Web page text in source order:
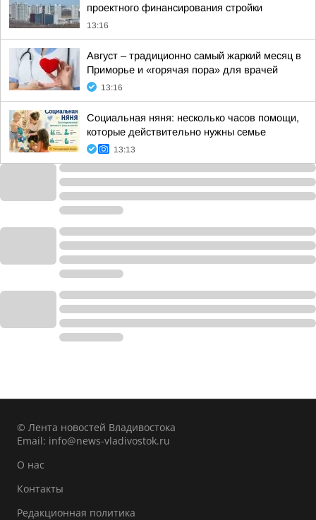
проектного финансирования стройки
13:16
Август – традиционно самый жаркий месяц в
Приморье и «горячая пора» для врачей
13:16
Социальная няня: несколько часов помощи,
которые действительно нужны семье
13:13
© Лента новостей Владивостока
Email: info@news-vladivostok.ru
О нас
Контакты
Редакционная политика